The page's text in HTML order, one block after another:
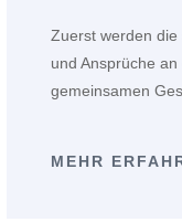
Zuerst werden
und Ansprüche
gemeinsamen
MEHR